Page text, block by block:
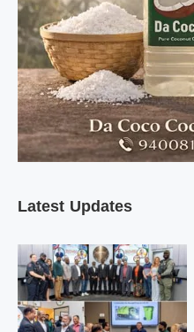
Latest Updates